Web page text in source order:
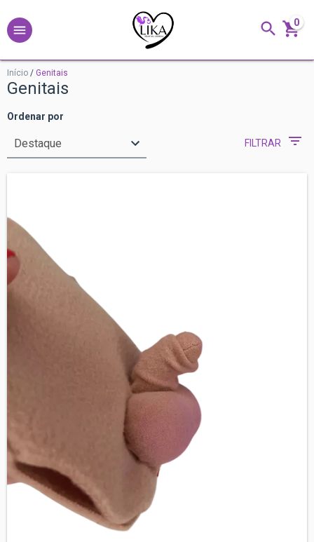
0
Início / Genitais
Genitais
Ordenar por
FILTRAR